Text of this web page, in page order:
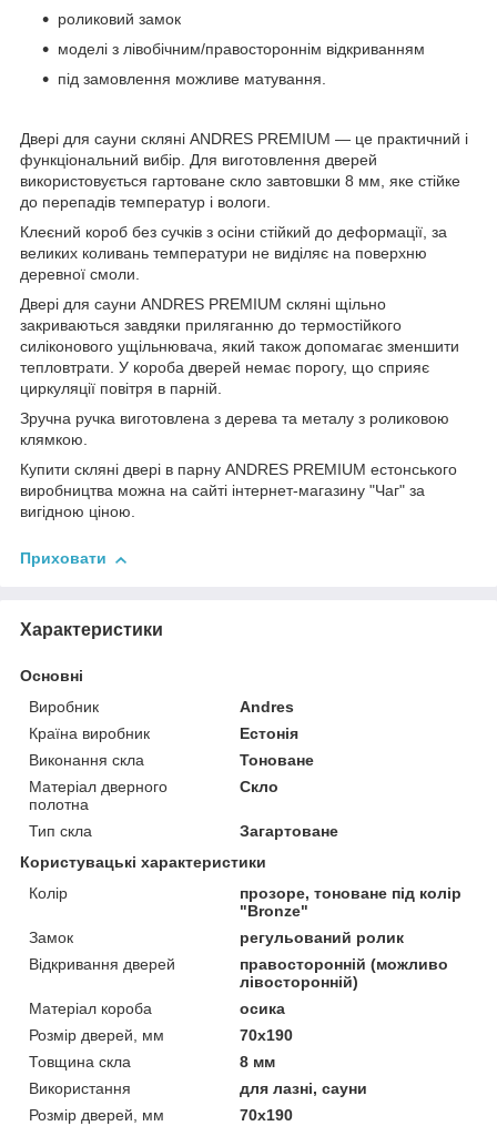
роликовий замок
моделі з лівобічним/правостороннім відкриванням
під замовлення можливе матування.
Двері для сауни скляні ANDRES PREMIUM — це практичний і
функціональний вибір. Для виготовлення дверей
використовується гартоване скло завтовшки 8 мм, яке стійке
до перепадів температур і вологи.
Клеєний короб без сучків з осіни стійкий до деформації, за
великих коливань температури не виділяє на поверхню
деревної смоли.
Двері для сауни ANDRES PREMIUM скляні щільно
закриваються завдяки приляганню до термостійкого
силіконового ущільнювача, який також допомагає зменшити
тепловтрати. У короба дверей немає порогу, що сприяє
циркуляції повітря в парній.
Зручна ручка виготовлена з дерева та металу з роликовою
клямкою.
Купити скляні двері в парну ANDRES PREMIUM естонського
виробництва можна на сайті інтернет-магазину "Чаг" за
вигідною ціною.
Приховати
Характеристики
Основні
Виробник
Andres
Країна виробник
Естонія
Виконання скла
Тоноване
Матеріал дверного
полотна
Скло
Тип скла
Загартоване
Користувацькі характеристики
Колір
прозоре, тоноване під колір
"Bronze"
Замок
регульований ролик
Відкривання дверей
правосторонній (можливо
лівосторонній)
Матеріал короба
осика
Розмір дверей, мм
70х190
Товщина скла
8 мм
Використання
для лазні, сауни
Розмір дверей, мм
70х190